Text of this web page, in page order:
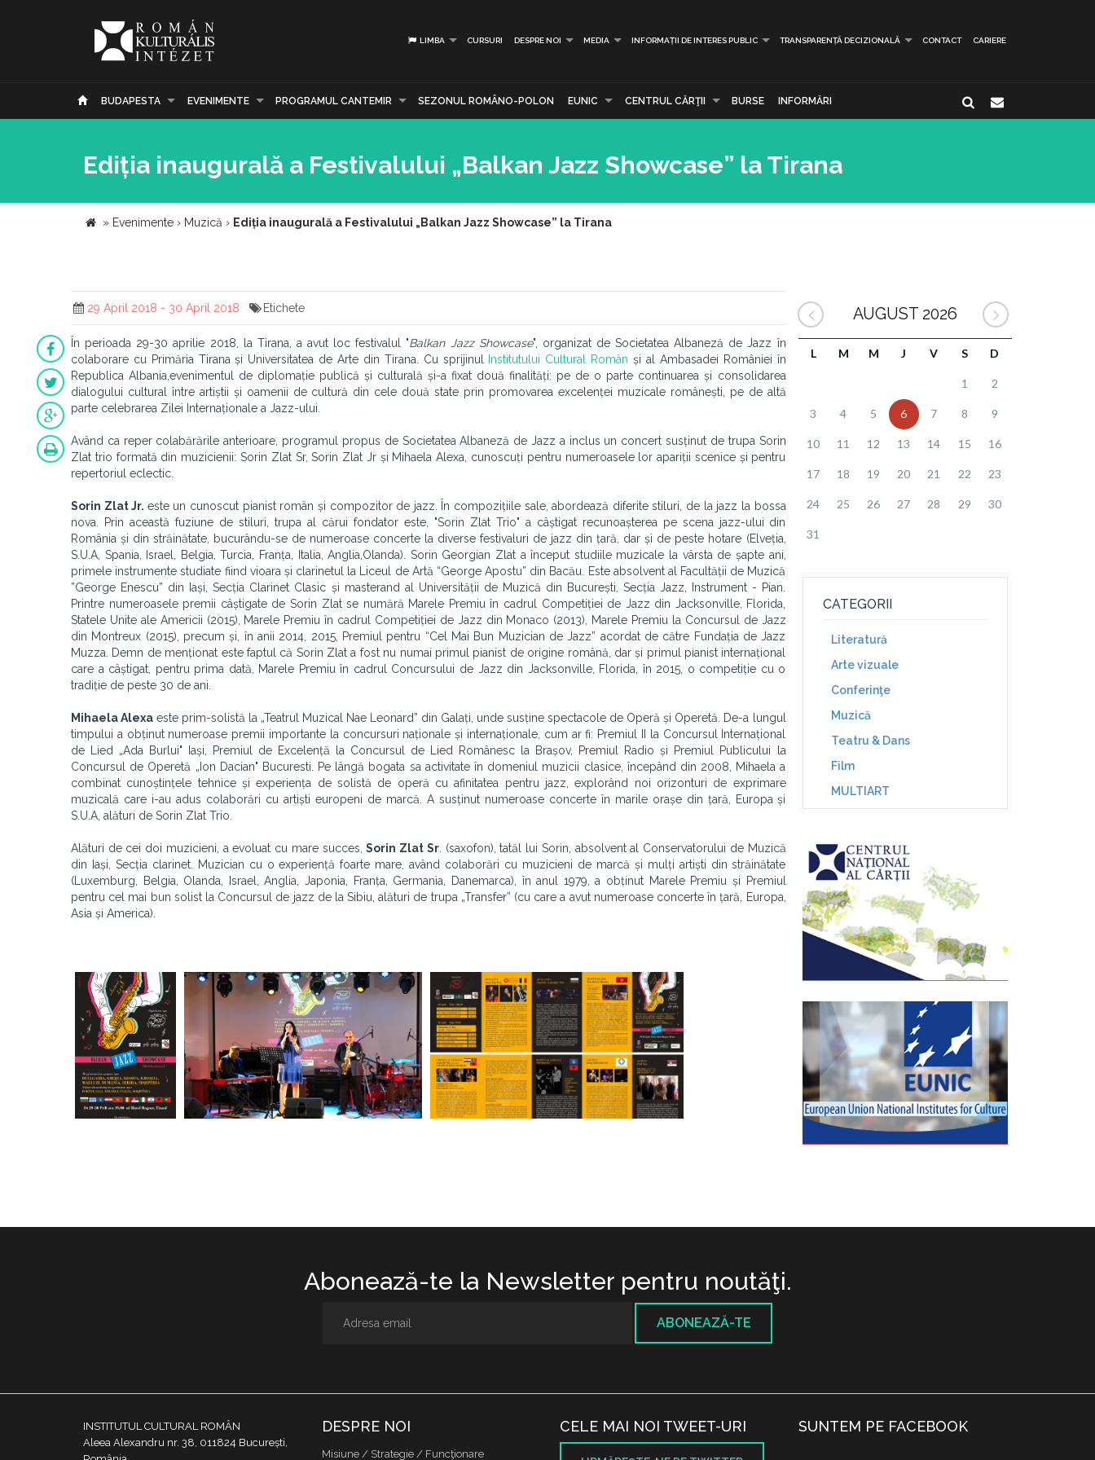
LIMBA CURSURI DESPRE NOI MEDIA INFORMAȚII DE INTERES PUBLIC TRANSPARENȚĂ DECIZIONALĂ CONTACT CARIERE
BUDAPESTA EVENIMENTE PROGRAMUL CANTEMIR SEZONUL ROMÂNO-POLON EUNIC CENTRUL CĂRŢII BURSE INFORMĂRI
Ediția inaugurală a Festivalului „Balkan Jazz Showcase” la Tirana
» Evenimente › Muzică › Ediția inaugurală a Festivalului „Balkan Jazz Showcase” la Tirana
29 April 2018 - 30 April 2018 Etichete
În perioada 29-30 aprilie 2018, la Tirana, a avut loc festivalul "Balkan Jazz Showcase", organizat de Societatea Albaneză de Jazz în
colaborare cu Primăria Tirana și Universitatea de Arte din Tirana. Cu sprijinul
Institutului Cultural Român și al Ambasadei României în
Republica Albania,evenimentul de diplomație publică și culturală și-a fixat două finalități: pe de o parte continuarea și consolidarea
dialogului cultural între artiștii și oamenii de cultură din cele două state prin promovarea excelenței muzicale românești, pe de altă
parte celebrarea Zilei Internaționale a Jazz-ului.
Având ca reper colabărările anterioare, programul propus de Societatea Albaneză de Jazz a inclus un concert susținut de trupa Sorin
Zlat trio formată din muzicienii: Sorin Zlat Sr, Sorin Zlat Jr și Mihaela Alexa, cunoscuți pentru numeroasele lor apariții scenice și pentru
repertoriul eclectic.
Sorin Zlat Jr. este un cunoscut pianist român și compozitor de jazz. În compozițiile sale, abordează diferite stiluri, de la jazz la bossa
nova. Prin această fuziune de stiluri, trupa al cărui fondator este, "Sorin Zlat Trio" a câștigat recunoașterea pe scena jazz-ului din
România și din străinătate, bucurându-se de numeroase concerte la diverse festivaluri de jazz din țară, dar și de peste hotare (Elveția,
S.U.A, Spania, Israel, Belgia, Turcia, Franța, Italia, Anglia,Olanda). Sorin Georgian Zlat a început studiile muzicale la vârsta de șapte ani,
primele instrumente studiate fiind vioara și clarinetul la Liceul de Artă “George Apostu” din Bacău. Este absolvent al Facultății de Muzică
”George Enescu” din Iași, Secția Clarinet Clasic și masterand al Universității de Muzică din București, Secția Jazz, Instrument - Pian.
Printre numeroasele premii câștigate de Sorin Zlat se numără Marele Premiu în cadrul Competiției de Jazz din Jacksonville, Florida,
Statele Unite ale Americii (2015), Marele Premiu în cadrul Competiției de Jazz din Monaco (2013), Marele Premiu la Concursul de Jazz
din Montreux (2015), precum și, în anii 2014, 2015, Premiul pentru “Cel Mai Bun Muzician de Jazz” acordat de către Fundația de Jazz
Muzza. Demn de menționat este faptul că Sorin Zlat a fost nu numai primul pianist de origine română, dar și primul pianist internațional
care a câștigat, pentru prima dată, Marele Premiu în cadrul Concursului de Jazz din Jacksonville, Florida, în 2015, o competiție cu o
tradiție de peste 30 de ani.
Mihaela Alexa este prim-solistă la „Teatrul Muzical Nae Leonard” din Galați, unde susține spectacole de Operă și Operetă. De-a lungul
timpului a obținut numeroase premii importante la concursuri naționale și internaționale, cum ar fi: Premiul II la Concursul Internațional
de Lied „Ada Burlui" Iași, Premiul de Excelență la Concursul de Lied Românesc la Brașov, Premiul Radio și Premiul Publicului la
Concursul de Operetă „Ion Dacian" Bucuresti. Pe lângă bogata sa activitate în domeniul muzicii clasice, începând din 2008, Mihaela a
combinat cunoștințele tehnice și experiența de solistă de operă cu afinitatea pentru jazz, explorând noi orizonturi de exprimare
muzicală care i-au adus colaborări cu artiști europeni de marcă. A susținut numeroase concerte în marile orașe din țară, Europa și
S.U.A, alături de Sorin Zlat Trio.
Alături de cei doi muzicieni, a evoluat cu mare succes,Sorin Zlat Sr. (saxofon), tatăl lui Sorin, absolvent al Conservatorului de Muzică
din Iași, Secția clarinet. Muzician cu o experiență foarte mare, având colaborări cu muzicieni de marcă și mulți artiști din străinătate
(Luxemburg, Belgia, Olanda, Israel, Anglia, Japonia, Franța, Germania, Danemarca), în anul 1979, a obținut Marele Premiu și Premiul
pentru cel mai bun solist la Concursul de jazz de la Sibiu, alături de trupa „Transfer” (cu care a avut numeroase concerte în țară, Europa,
Asia și America).
AUGUST 2026
L M M J V S D
1 2
3 4 5 6 7 8 9
10 11 12 13 14 15 16
17 18 19 20 21 22 23
24 25 26 27 28 29 30
31
CATEGORII
Literatură
Arte vizuale
Conferinţe
Muzică
Teatru & Dans
Film
MULTIART
Abonează-te la Newsletter pentru noutăţi.
ABONEAZĂ-TE
INSTITUTUL CULTURAL ROMÂN
Aleea Alexandru nr. 38, 011824 București,
DESPRE NOI
Misiune / Strategie / Funcţionare
CELE MAI NOI TWEET-URI SUNTEM PE FACEBOOK